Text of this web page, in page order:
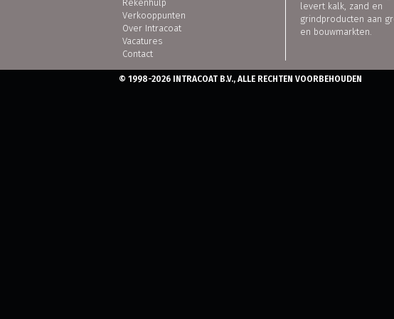
Rekenhulp
Verkooppunten
Over Intracoat
Vacatures
Contact
levert kalk, zand en
grindproducten aan
en bouwmarkten.
© 1998-2026 INTRACOAT B.V., ALLE RECHTEN VOORBEHOUDEN